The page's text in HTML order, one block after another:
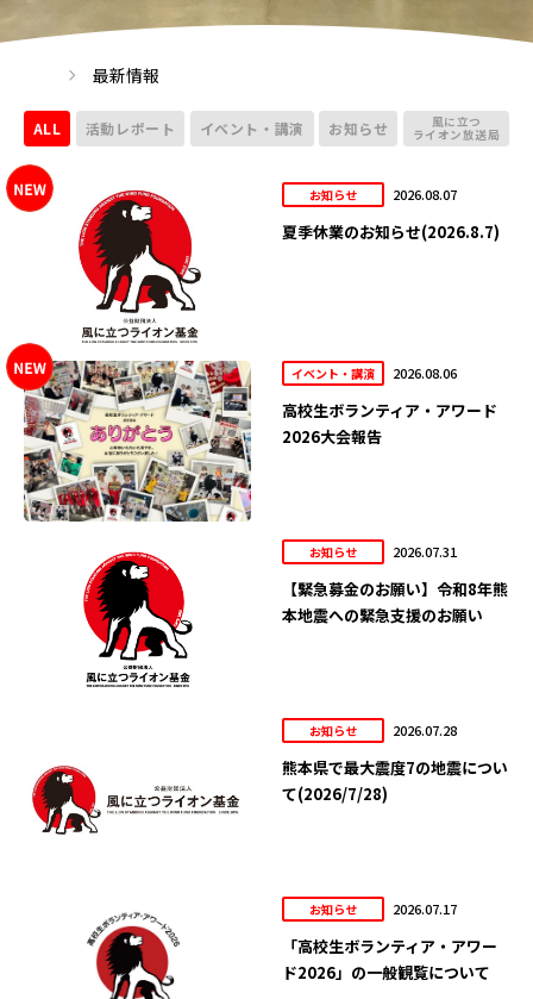
最新情報
ALL 活動レポート イベント・講演 お知らせ 風に立つ
ライオン放送局
お知らせ 2026.08.07
夏季休業のお知らせ(2026.8.7)
イベント・講演 2026.08.06
高校生ボランティア・アワード
2026大会報告
お知らせ 2026.07.31
【緊急募金のお願い】令和8年熊
本地震への緊急支援のお願い
お知らせ 2026.07.28
熊本県で最大震度7の地震につい
て(2026/7/28)
お知らせ 2026.07.17
「高校生ボランティア・アワー
ド2026」の一般観覧について